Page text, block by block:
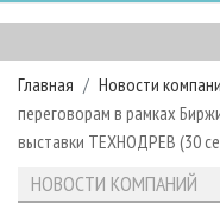
ГЛАВНАЯ
РУБРИКИ И ТЕМЫ
РУБРИКИ ЖУРНАЛА
ЛЕСНОЕ ХОЗЯЙСТВО
ЛЕСОЗАГОТОВКА
НОВОСТИ
КАЛЕНДАРЬ
НОВОСТИ ЛПК
ПРОЕКТЫ ЛПИ
АНАЛИТИКА
АРХИВ
Главная Новости
переговорам в рамках
выставки ТЕХНОДРЕВ (30
НОВОСТИ КОМПАНИЙ